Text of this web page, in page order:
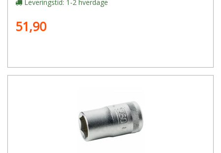
Leveringstid: 1-2 hverdage
51,90